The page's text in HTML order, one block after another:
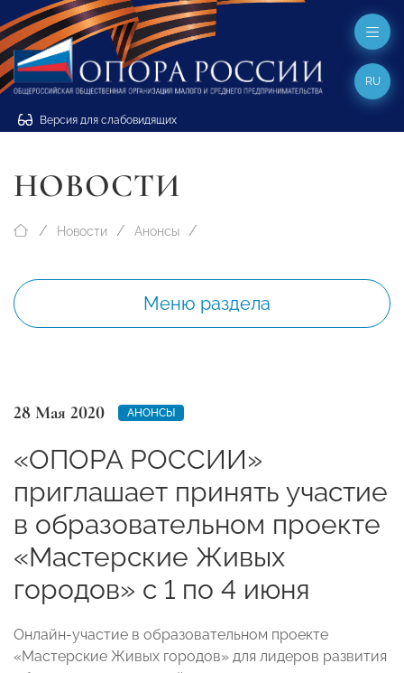
Версия для слабовидящих
RU
НОВОСТИ
Новости Анонсы
Меню раздела
28 Мая 2020 АНОНСЫ
«ОПОРА РОССИИ»
приглашает принять участие
в образовательном проекте
«Мастерские Живых
городов» с 1 по 4 июня
Онлайн-участие в образовательном проекте
«Мастерские Живых городов» для лидеров развития